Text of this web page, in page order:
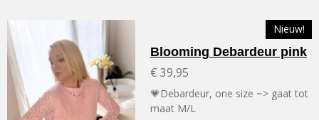
Nieuw!
Blooming Debardeur pink
€ 39,95
💗Debardeur, one size ~> gaat tot
maat M/L